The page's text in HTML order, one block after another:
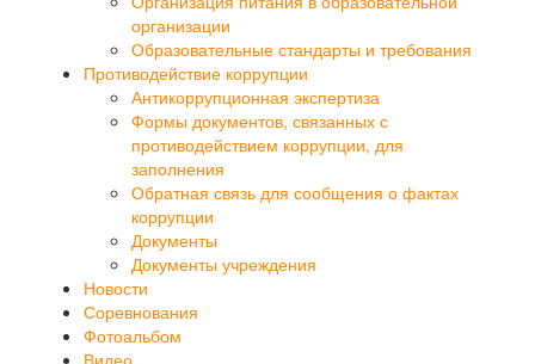
организации
Образовательные стандарты и требования
Противодействие коррупции
Антикоррупционная экспертиза
Формы документов, связанных с
противодействием коррупции, для
заполнения
Обратная связь для сообщения о фактах
коррупции
Документы
Документы учреждения
Новости
Соревнования
Фотоальбом
Видео